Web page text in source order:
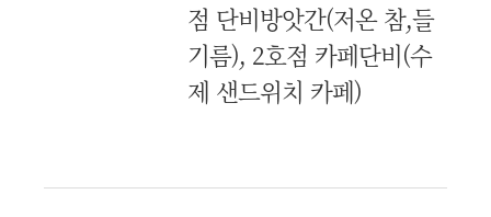
점 단비방앗간(저온 참,들
기름), 2호점 카페단비(수
제 샌드위치 카페)